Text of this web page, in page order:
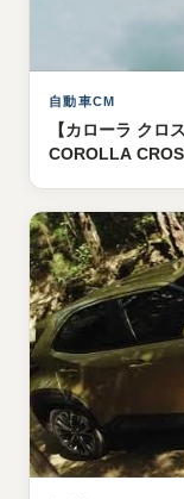
自動車CM
【カローラ クロ
COROLLA